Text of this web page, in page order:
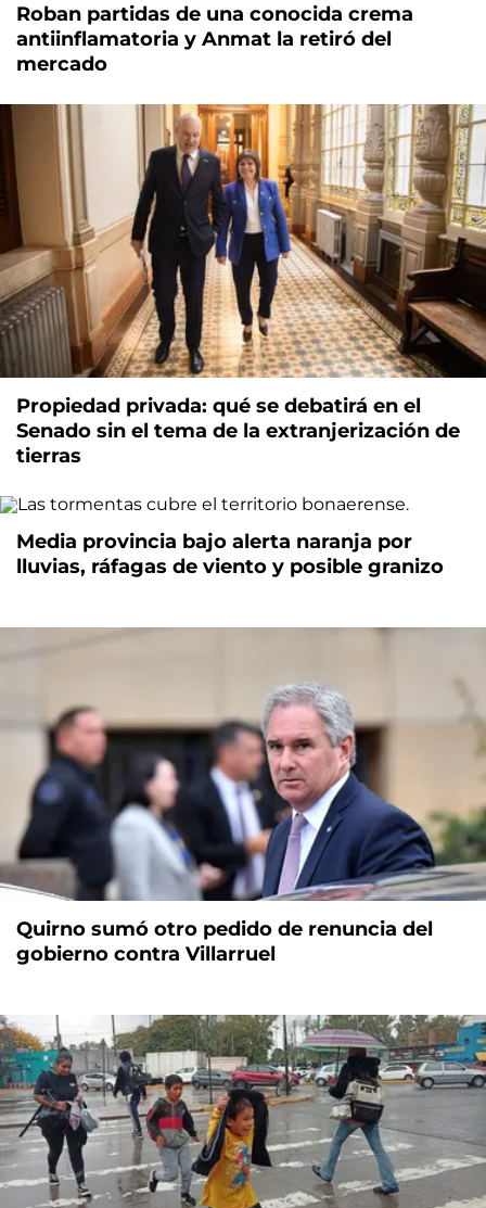
Roban partidas de una conocida crema
antiinflamatoria y Anmat la retiró del
mercado
Propiedad privada: qué se debatirá en el
Senado sin el tema de la extranjerización de
tierras
Media provincia bajo alerta naranja por
lluvias, ráfagas de viento y posible granizo
Quirno sumó otro pedido de renuncia del
gobierno contra Villarruel